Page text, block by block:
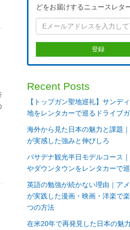
どをお届けするニュースレタ
Recent Posts
【トップガン聖地巡礼】サンデ
地をレンタカーで巡るドライブ
海外から見た日本の魅力と課題
が実感した強みと伸びしろ
パサデナ観光半日モデルコース
やダウンタウンをレンタカーで
英語の勉強が続かない理由｜ア
が実践した漫画・映画・洋楽で
つの方法
在米20年で再発見した日本の魅